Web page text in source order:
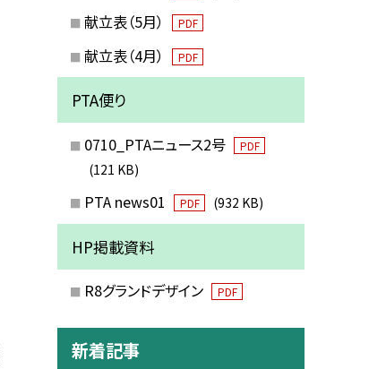
献立表（5月） PDF
献立表（4月） PDF
PTA便り
0710_PTAニュース2号 PDF
(121 KB)
PTA news01 PDF (932 KB)
HP掲載資料
R8グランドデザイン PDF
新着記事